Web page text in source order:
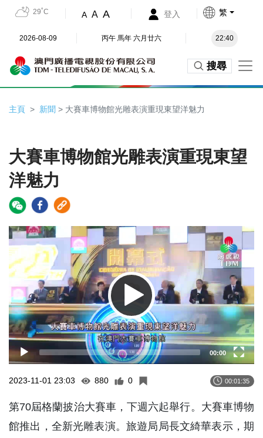
29˚C A A A 登入 繁
2026-08-09 丙午 馬年 六月廿六 22:40
搜尋
主頁 新聞 > 大賽車博物館光雕表演重現東望洋魅力
大賽車博物館光雕表演重現東望
洋魅力
Video
Player
00:00
2023-11-01 23:03 880 0 00:01:35
第70屆格蘭披治大賽車，下週六起舉行。大賽車博物
館推出，全新光雕表演。旅遊局局長文綺華表示，期